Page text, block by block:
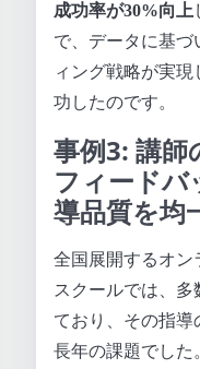
成功率が30%向上
で、データに基づ
ィング戦略が実
功したのです。
事例3: 講師
フィードバ
導品質を均
全国展開するオン
スクールでは、多
ており、その指
長年の課題でした